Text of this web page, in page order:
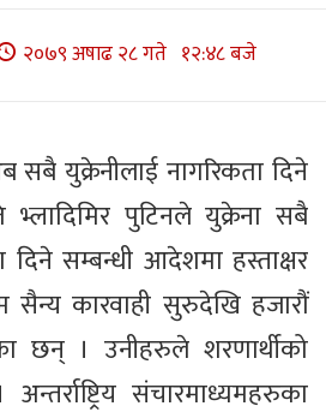
२०७९ अषाढ २८ गते १२:४८ बजे
युक्रेनीलाई नागरिकता दिने
भ्लादिमिर पुटिनले युक्रेना सबै
दिने सम्बन्धी आदेशमा हस्ताक्षर
सैन्य कारवाही सुरुदेखि हजारौं
छन् । उनीहरुले शरणार्थीको
संचारमाध्यमहरुका